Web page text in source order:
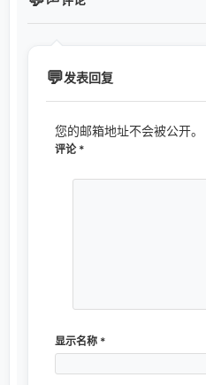
发表回复
您的邮箱地址不会被公开。
评论 *
显示名称 *